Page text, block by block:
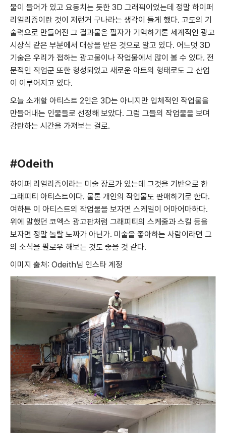
물이 들어가 있고 요동치는 듯한 3D 그래픽이었는데 정말 하이퍼
리얼리즘이란 것이 저런거 구나라는 생각이 들게 했다. 고도의 기
술력으로 만들어진 그 결과물은 필자가 기억하기론 세계적인 광고
시상식 같은 부분에서 대상을 받은 것으로 알고 있다. 어느덧 3D
기술은 우리가 접하는 광고물이나 작업물에서 많이 볼 수 있다. 전
문적인 직업군 또한 형성되었고 새로운 아트의 형태로도 그 산업
이 이루어지고 있다.
오늘 소개할 아티스트 2인은 3D는 아니지만 입체적인 작업물을
만들어내는 인물들로 선정해 보았다. 그럼 그들의 작업물을 보며
감탄하는 시간을 가져보는 걸로.
#Odeith
하이퍼 리얼리즘이라는 미술 장르가 있는데 그것을 기반으로 한
그래피티 아티스트이다. 물론 개인의 작업물도 판매하기로 한다.
여하튼 이 아티스트의 작업물을 보자면 스케일이 어마어마하다.
위에 말했던 코엑스 광고판처럼 그래피티의 스케줄과 스킬 등을
보자면 정말 놀랄 노짜가 아닌가. 미술을 좋아하는 사람이라면 그
의 소식을 팔로우 해보는 것도 좋을 것 같다.
이미지 출처: Odeith님 인스타 계정